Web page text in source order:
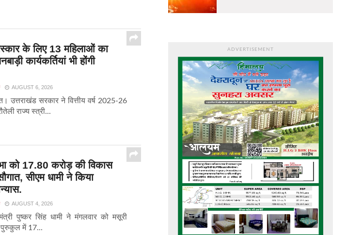
के लिए 13 महिलाओं का
कार्यकर्तियां भी होंगी
AUGUST 6, 2026
उत्तराखंड सरकार ने वित्तीय वर्ष 2025-26
राज्य स्त्री...
को 17.80 करोड़ की विकास
सीएम धामी ने किया
AUGUST 4, 2026
पुष्कर सिंह धामी ने मंगलवार को मसूरी
पुरुकुल में 17...
ADVERTISEMENT